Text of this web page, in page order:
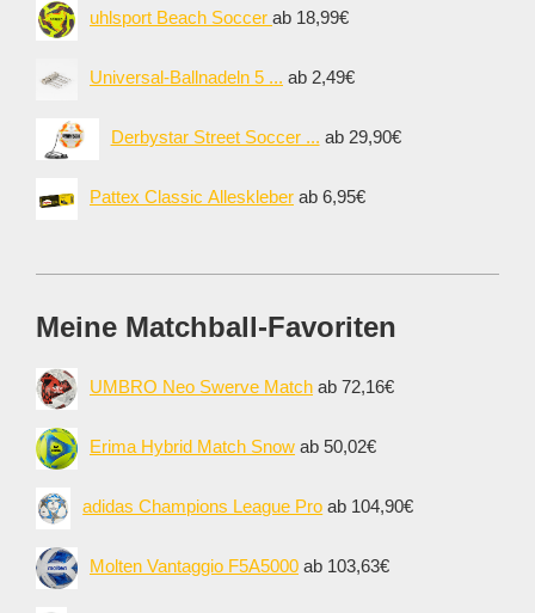
uhlsport Beach Soccer ab 18,99€
Universal-Ballnadeln 5 ... ab 2,49€
Derbystar Street Soccer ... ab 29,90€
Pattex Classic Alleskleber ab 6,95€
Meine Matchball-Favoriten
UMBRO Neo Swerve Match ab 72,16€
Erima Hybrid Match Snow ab 50,02€
adidas Champions League Pro ab 104,90€
Molten Vantaggio F5A5000 ab 103,63€